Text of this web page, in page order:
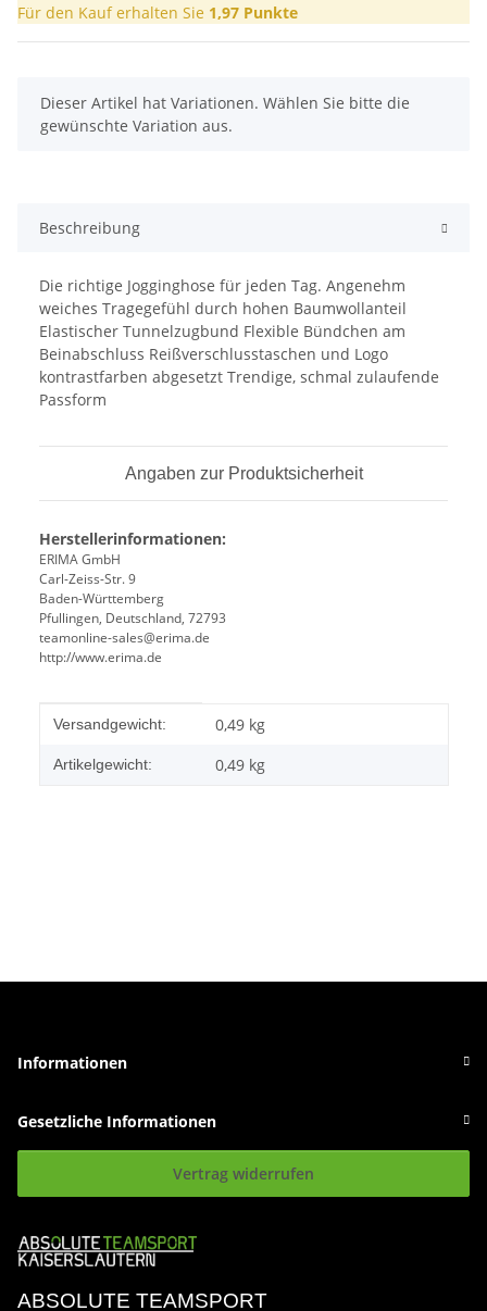
Für den Kauf erhalten Sie 1,97 Punkte
x
Dieser Artikel hat Variationen. Wählen Sie bitte die
gewünschte Variation aus.
Beschreibung
Die richtige Jogginghose für jeden Tag. Angenehm
weiches Tragegefühl durch hohen Baumwollanteil
Elastischer Tunnelzugbund Flexible Bündchen am
Beinabschluss Reißverschlusstaschen und Logo
kontrastfarben abgesetzt Trendige, schmal zulaufende
Passform
Angaben zur Produktsicherheit
Herstellerinformationen:
ERIMA GmbH
Carl-Zeiss-Str. 9
Baden-Württemberg
Pfullingen, Deutschland, 72793
teamonline-sales@erima.de
http://www.erima.de
Produkteigenschaft
Wert
Versandgewicht: 0,49 kg
Artikelgewicht: 0,49 kg
Informationen
Gesetzliche Informationen
Vertrag widerrufen
ABSOLUTE TEAMSPORT